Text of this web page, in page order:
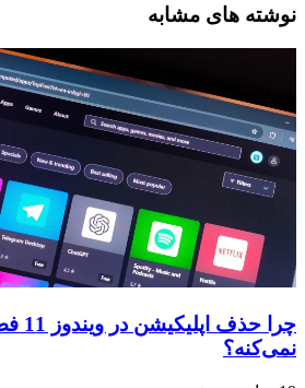
نوشته های مشابه
چرا
نمی‌کنه؟